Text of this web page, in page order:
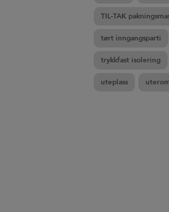
TIL-TAK
tørt inngangsparti
trykkfast isolering
uteplass uterom